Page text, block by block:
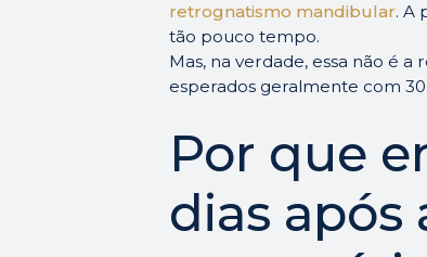
retrognatismo mandibular. A
tão pouco tempo.
Mas, na verdade, essa não é a
esperados geralmente com 30
Por que
dias após